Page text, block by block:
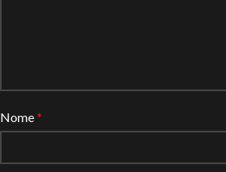
Nome*